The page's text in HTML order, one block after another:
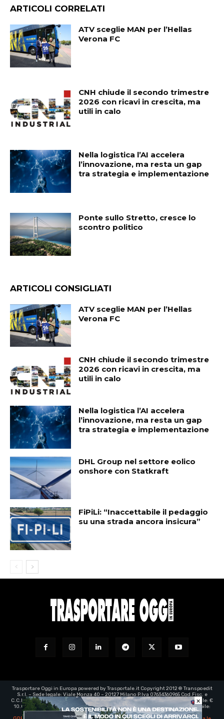
ARTICOLI CORRELATI
ATV sceglie MAN per l’Hellas
Verona FC
CNH chiude il secondo trimestre
2026 con ricavi in crescita, ma
utili in calo
Nella logistica l’AI accelera
l’innovazione, ma resta un gap
tra strategia e implementazione
Ponte sullo Stretto, cresce lo
scontro politico
ARTICOLI CONSIGLIATI
ATV sceglie MAN per l’Hellas
Verona FC
CNH chiude il secondo trimestre
2026 con ricavi in crescita, ma
utili in calo
Nella logistica l’AI accelera
l’innovazione, ma resta un gap
tra strategia e implementazione
DHL Group nel settore eolico
onshore con Statkraft
FiPiLi: “Inaccettabile il pedaggio
su una strada ancora insicura”
Trasportare Oggi in Europa powered by Trasportale.it Copyright 2012 ® Transpoedit
S.r.l. – Sede legale: Viale Monza 40 – 20127 Milano P.Iva 07634360965 Cod.Fisc. e
C.C.I.A.A. Milano registro imprese: 07634360965 – Rea n° 1973199 - Capitale Sociale: €
10.000,00 – e-mail certificata:transpoedit@legalmail.it- Direttore responsabile:
Luca Barassi
×